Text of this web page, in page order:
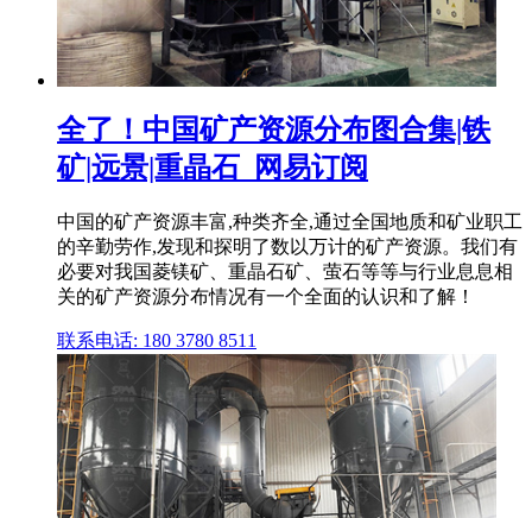
全了！中国矿产资源分布图合集|铁
矿|远景|重晶石_网易订阅
中国的矿产资源丰富,种类齐全,通过全国地质和矿业职工
的辛勤劳作,发现和探明了数以万计的矿产资源。我们有
必要对我国菱镁矿、重晶石矿、萤石等等与行业息息相
关的矿产资源分布情况有一个全面的认识和了解！
联系电话: 180 3780 8511